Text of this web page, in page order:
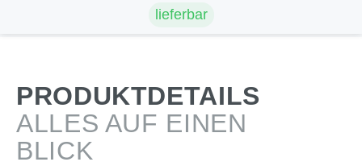
lieferbar
PRODUKTDETAILS
ALLES AUF EINEN
BLICK